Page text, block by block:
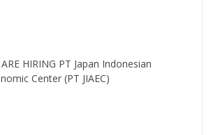
HIRING PT Japan Indonesian
Center (PT JIAEC)